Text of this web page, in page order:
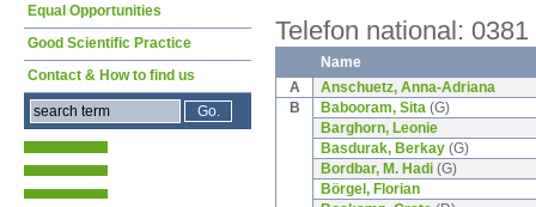
Telefon national:
Name
A
Anschuetz, Anna-Adriana
B
Babooram, Sita(G)
Barghorn, Leonie
Basdurak, Berkay(G)
Bordbar, M. Hadi(G)
Börgel, Florian
Equal Opportunities
Good Scientific Practice
Contact & How to find us